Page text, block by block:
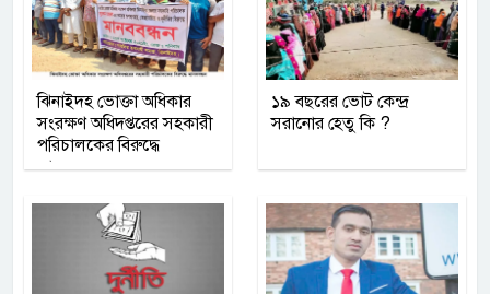
ঝিনাইদহ ভোক্তা অধিকার
সংরক্ষণ অধিদপ্তরের সহকারী
পরিচালকের বিরুদ্ধে
মানববন্ধন
১৯ বছরের ভোট কেন্দ্র
সরানোর হেতু কি ?